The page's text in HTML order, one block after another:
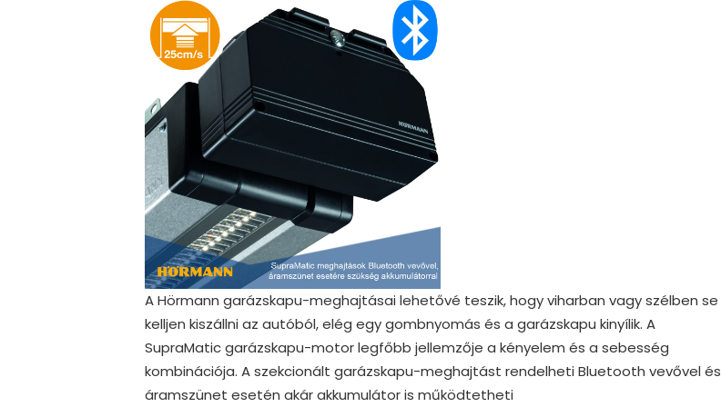
A Hörmann garázskapu-meghajtásai lehetővé teszik, hogy viharban vagy szélben se
kelljen kiszállni az autóból, elég egy gombnyomás és a garázskapu kinyílik. A
SupraMatic garázskapu-motor legfőbb jellemzője a kényelem és a sebesség
kombinációja. A szekcionált garázskapu-meghajtást rendelheti Bluetooth vevővel és
áramszünet esetén akár akkumulátor is működtetheti